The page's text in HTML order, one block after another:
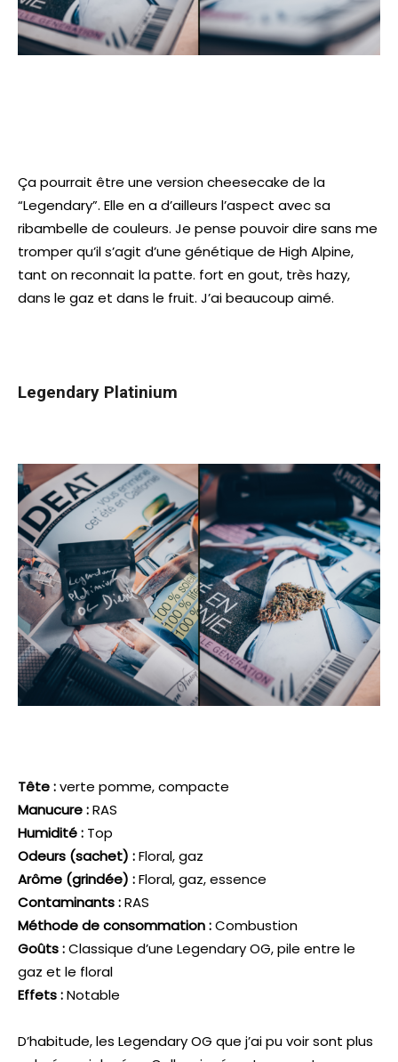
Ça pourrait être une version cheesecake de la
“Legendary”. Elle en a d’ailleurs l’aspect avec sa
ribambelle de couleurs. Je pense pouvoir dire sans me
tromper qu’il s’agit d’une génétique de High Alpine,
tant on reconnait la patte. fort en gout, très hazy,
dans le gaz et dans le fruit. J’ai beaucoup aimé.
Legendary Platinium
Tête :verte pomme, compacte
Manucure :RAS
Humidité : Top
Odeurs (sachet) :Floral, gaz
Arôme (grindée) :Floral, gaz, essence
Contaminants :RAS
Méthode de consommation :Combustion
Goûts :Classique d’une Legendary OG, pile entre le
gaz et le floral
Effets :Notable
D’habitude, les Legendary OG que j’ai pu voir sont plus